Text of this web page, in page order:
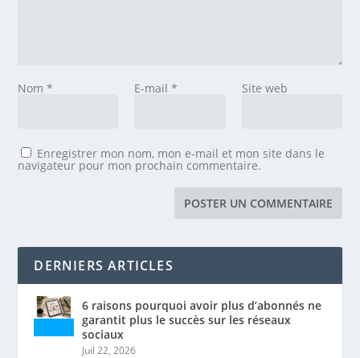
Nom* E-mail * Site web
Enregistrer mon nom, mon e-mail et mon site dans le
navigateur pour mon prochain commentaire.
DERNIERS ARTICLES
6 raisons pourquoi avoir plus d’abonnés ne
garantit plus le succès sur les réseaux
sociaux
Juil 22, 2026